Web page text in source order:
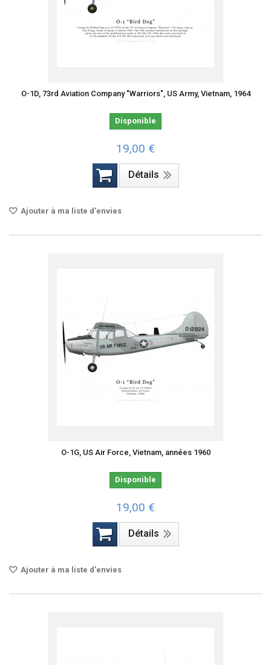
O-1D, 73rd Aviation Company "Warriors", US Army, Vietnam, 1964
Disponible
19,00 €
Détails
Ajouter à ma liste d'envies
O-1G, US Air Force, Vietnam, années 1960
Disponible
19,00 €
Détails
Ajouter à ma liste d'envies